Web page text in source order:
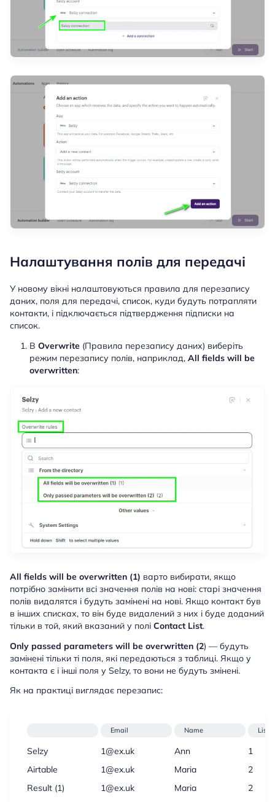
Налаштування полів для передачі
У новому вікні налаштовуються правила для перезапису
даних, поля для передачі, список, куди будуть потрапляти
контакти, і підключається підтвердження підписки на
список.
В Overwrite (Правила перезапису даних) виберіть
режим перезапису полів, наприклад, All fields will be
overwritten:
All fields will be overwritten (1) варто вибирати, якщо
потрібно замінити всі значення полів на нові: старі значення
полів видалятся і будуть замінені на нові. Якщо контакт був
в інших списках, то він буде видалений з них і буде доданий
тільки в той, який вказаний у полі Contact List.
Only passed parameters will be overwritten (2) — будуть
замінені тільки ті поля, які передаються з таблиці. Якщо у
контакта є і інші поля у Selzy, то вони не будуть змінені.
Як на практиці виглядає перезапис:
Email Name Lists
Selzy 1@ex.uk Ann
1
Airtable
1@ex.uk Maria
2
Result (1)
1@ex.uk Maria
2